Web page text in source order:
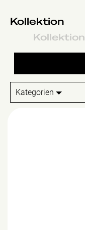
Kollektion
Kollektion
Kategorien